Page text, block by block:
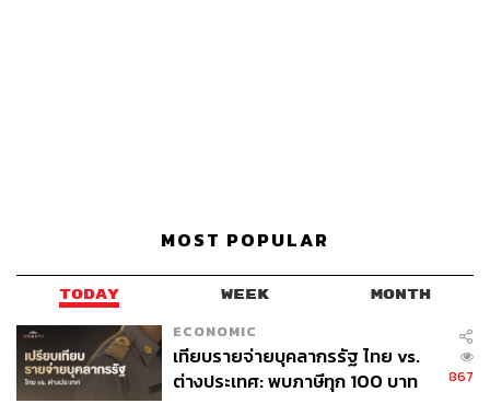
MOST POPULAR
TODAY WEEK MONTH
ECONOMIC
เทียบรายจ่ายบุคลากรรัฐ ไทย vs.
ต่างประเทศ: พบภาษีทุก 100 บาท
867